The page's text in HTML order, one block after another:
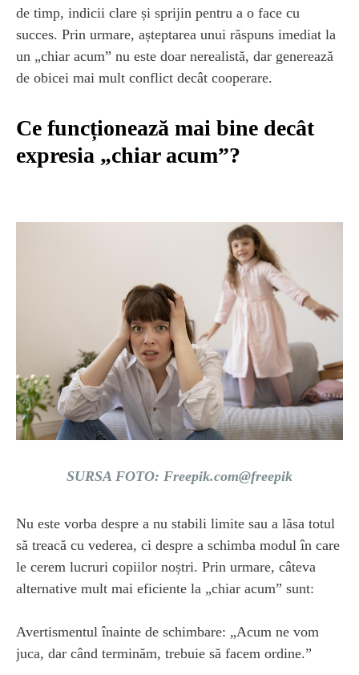
de timp, indicii clare și sprijin pentru a o face cu
succes. Prin urmare, așteptarea unui răspuns imediat la
un „chiar acum” nu este doar nerealistă, dar generează
de obicei mai mult conflict decât cooperare.
Ce funcționează mai bine decât
expresia „chiar acum”?
SURSA FOTO: Freepik.com@freepik
Nu este vorba despre a nu stabili limite sau a lăsa totul
să treacă cu vederea, ci despre a schimba modul în care
le cerem lucruri copiilor noștri. Prin urmare, câteva
alternative mult mai eficiente la „chiar acum” sunt:
Avertismentul înainte de schimbare: „Acum ne vom
juca, dar când terminăm, trebuie să facem ordine.”